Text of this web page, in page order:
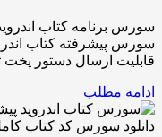
سورس برنامه کتاب اندروید
سورس پیشرفته کتاب
قابلیت ارسال دستور
ادامه مطلب